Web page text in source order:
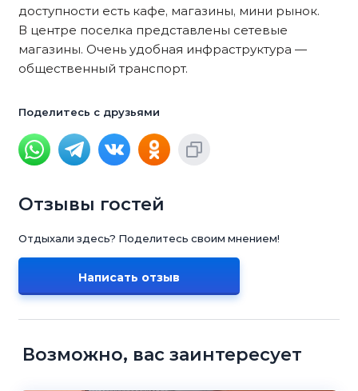
доступности есть кафе, магазины, мини рынок.
В центре поселка представлены сетевые
магазины. Очень удобная инфраструктура —
общественный транспорт.
Поделитесь с друзьями
Отзывы гостей
Отдыхали здесь? Поделитесь своим мнением!
Написать отзыв
Возможно, вас заинтересует